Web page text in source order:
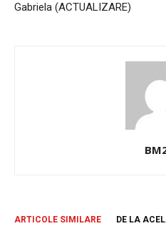
Gabriela (ACTUALIZARE)
ARTICOLE SIMILARE DE LA